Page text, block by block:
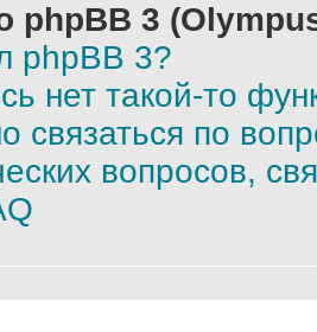
phpBB 3
phpBB 3?
нет такой-то
связаться по
вопросов,